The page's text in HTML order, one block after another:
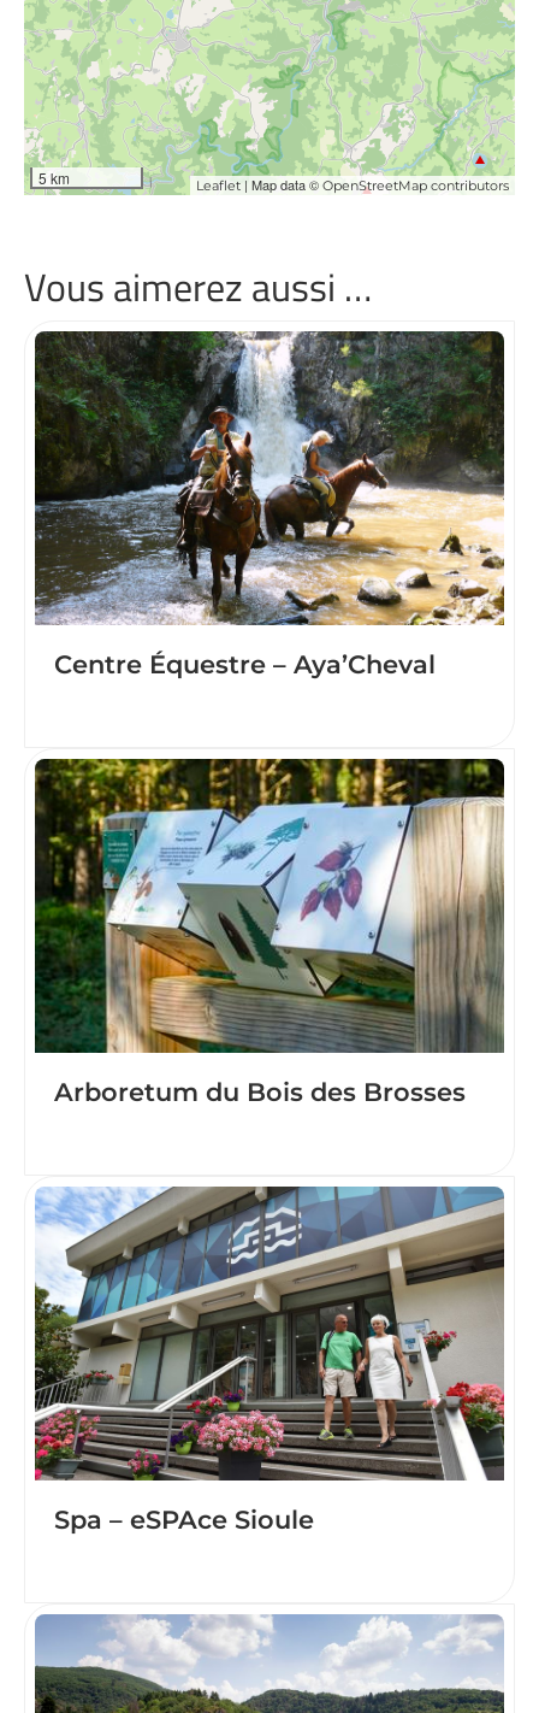
5 km Leaflet | Map data © OpenStreetMap contributors
Vous aimerez aussi …
Centre Équestre – Aya’Cheval
Arboretum du Bois des Brosses
Spa – eSPAce Sioule